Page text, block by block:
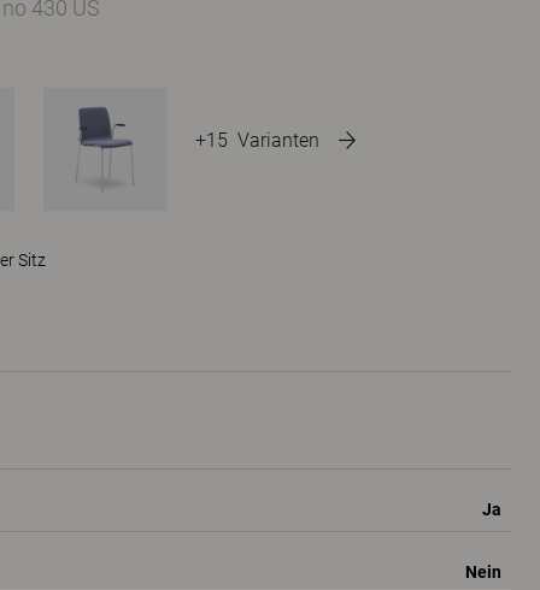
+15 Varianten
430 US
Sitz
Ja
Nein